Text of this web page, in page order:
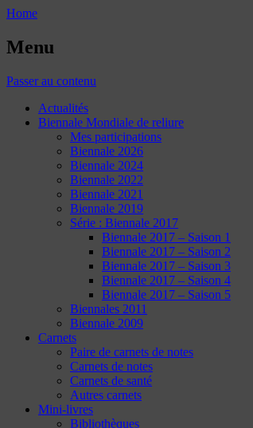
Home
Menu
Passer au contenu
Actualités
Biennale Mondiale de reliure
Mes participations
Biennale 2026
Biennale 2024
Biennale 2022
Biennale 2021
Biennale 2019
Série : Biennale 2017
Biennale 2017 – Saison 1
Biennale 2017 – Saison 2
Biennale 2017 – Saison 3
Biennale 2017 – Saison 4
Biennale 2017 – Saison 5
Biennales 2011
Biennale 2009
Carnets
Paire de carnets de notes
Carnets de notes
Carnets de santé
Autres carnets
Mini-livres
Bibliothèques